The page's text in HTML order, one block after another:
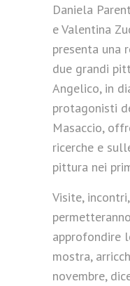
Daniela
e Valentina
presenta una
due grandi
Angelico, in
protagonisti
Masaccio,
ricerche e
pittura nei
Visite,
approfondire
mostra,
novembre,